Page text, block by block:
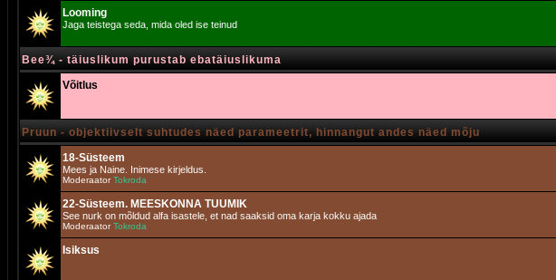
Looming
Jaga teistega seda, mida oled ise teinud
Bee¾ - täiuslikum purustab ebatäiuslikuma
Võitlus
Pruun - objektiivselt suhtudes näed parameetrit, hinnangut andes näed mõju
18-Süsteem
Mees ja Naine. Inimese kirjeldus.
ModeraatorTokroda
22-Süsteem. MEESKONNA TUUMIK
See nurk on mõldud alfa isastele, et nad saaksid oma karja kokku ajada
ModeraatorTokroda
Isiksus